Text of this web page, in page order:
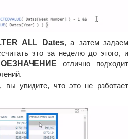
ALL Dates, а затем задаем
это за неделю до этого, и
отлично подходит
увидите, что это не работает